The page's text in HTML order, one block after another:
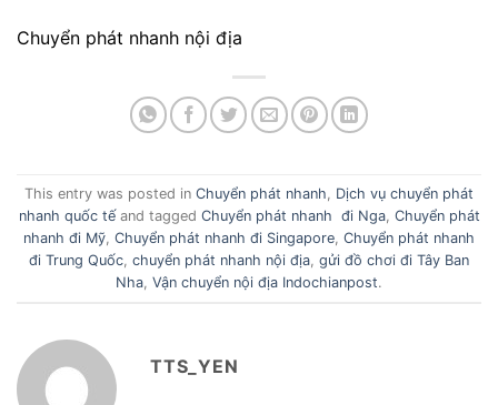
Chuyển phát nhanh nội địa
This entry was posted in Chuyển phát nhanh
Dịch vụ chuyển phát
nhanh quốc tếand tagged Chuyển phát nhanh đi Nga, Chuyển phát
nhanh đi Mỹ Chuyển phát nhanh đi Singapore Chuyển phát nhanh
đi Trung Quốc chuyển phát nhanh nội địa gửi đồ chơi đi Tây Ban
Nha Vận chuyển nội địa Indochianpost.
TTS_YEN